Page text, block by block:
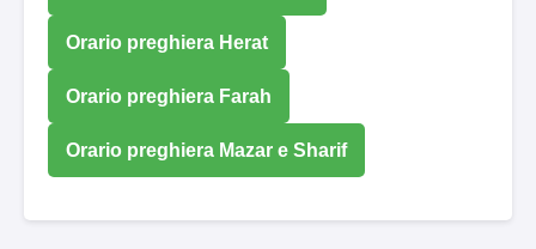
Orario preghiera Herat
Orario preghiera Farah
Orario preghiera Mazar e Sharif